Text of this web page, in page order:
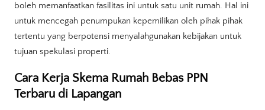
boleh memanfaatkan fasilitas ini untuk satu unit rumah. Hal ini
untuk mencegah penumpukan kepemilikan oleh pihak pihak
tertentu yang berpotensi menyalahgunakan kebijakan untuk
tujuan spekulasi properti.
Cara Kerja Skema Rumah Bebas PPN
Terbaru di Lapangan